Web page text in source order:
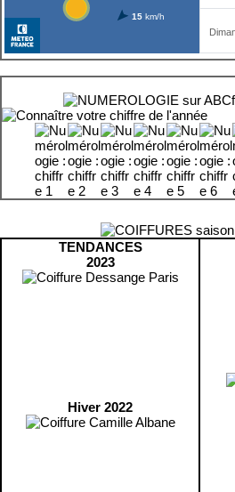
TENDANCES
2023
Hiver 2022